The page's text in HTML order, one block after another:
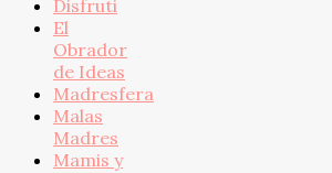
Disfruti
El
Obrador
de Ideas
Madresfera
Malas
Madres
Mamis y